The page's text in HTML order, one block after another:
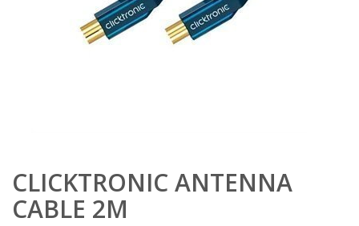
CLICKTRONIC ANTENNA
CABLE 2M